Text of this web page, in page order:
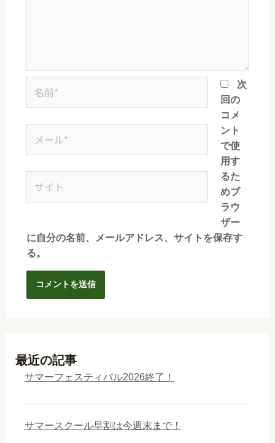
次
回の
コメ
ント
で使
用す
るた
めブ
ラウ
ザー
に自分の名前、メールアドレス、サイトを保存す
る。
最近の記事
サマーフェスティバル2026終了！
サマースクール早割は今週末まで！